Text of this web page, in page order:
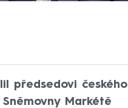
předsedovi českého
Markétě